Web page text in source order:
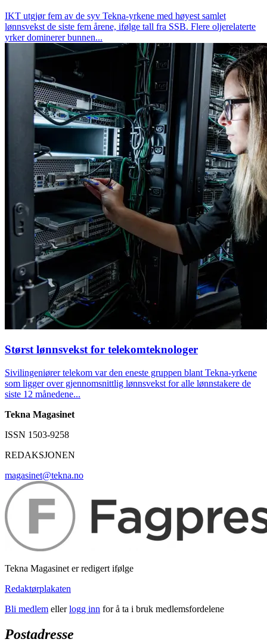
IKT utgjør fem av de syv Tekna-yrkene med høyest samlet
lønnsvekst de siste fem årene, ifølge tall fra SSB. Flere oljerelaterte
yrker dominerer bunnen...
Størst lønnsvekst for telekomteknologer
Sivilingeniører telekom var den eneste gruppen blant Tekna-yrkene
som ligger over gjennomsnittlig lønnsvekst for alle lønnstakere de
siste 12 månedene...
Tekna Magasinet
ISSN 1503-9258
REDAKSJONEN
magasinet@tekna.no
Tekna Magasinet er redigert ifølge
Redaktørplakaten
Bli medlem ellerlogg inn for å ta i bruk medlemsfordelene
Postadresse